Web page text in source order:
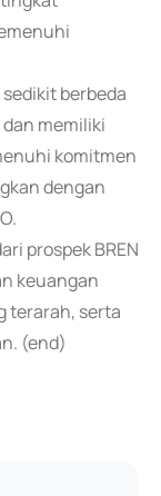
berbeda
memiliki
komitmen
dengan
prospek BREN
keuangan
terarah, serta
(end)